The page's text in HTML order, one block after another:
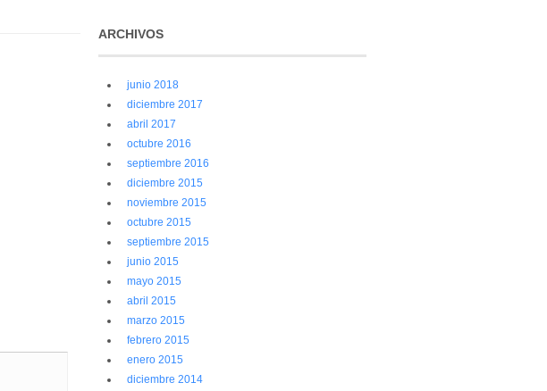
ARCHIVOS
junio 2018
diciembre 2017
abril 2017
octubre 2016
septiembre 2016
diciembre 2015
noviembre 2015
octubre 2015
septiembre 2015
junio 2015
mayo 2015
abril 2015
marzo 2015
febrero 2015
enero 2015
diciembre 2014